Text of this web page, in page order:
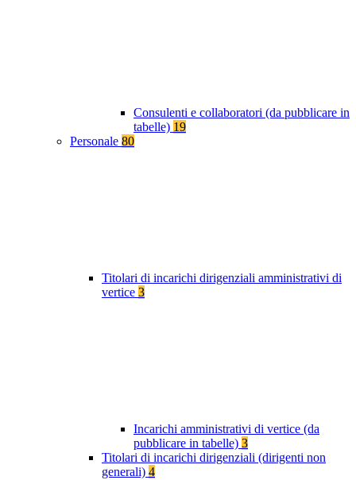
Consulenti e collaboratori (da pubblicare in
tabelle) 19
Personale 80
Titolari di incarichi dirigenziali amministrativi di
vertice 3
Incarichi amministrativi di vertice (da
pubblicare in tabelle) 3
Titolari di incarichi dirigenziali (dirigenti non
generali) 4